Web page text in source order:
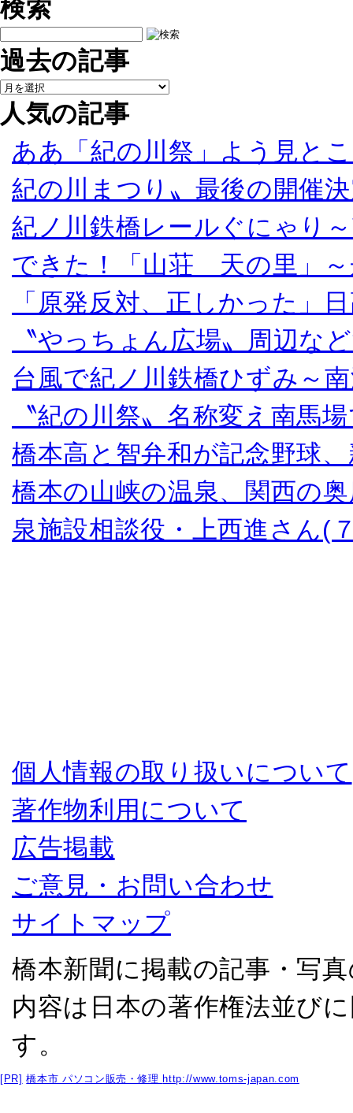
検索
過去の記事
人気の記事
ああ「紀の川祭」よう見と
紀の川まつり〟最後の開催
紀ノ川鉄橋レールぐにゃり
できた！「山荘 天の里」～
「原発反対、正しかった」
〝やっちょん広場〟周辺な
台風で紀ノ川鉄橋ひずみ～
〝紀の川祭〟名称変え南馬
橋本高と智弁和が記念野球
橋本の山峡の温泉、関西の
泉施設相談役・上西進さん(
個人情報の取り扱いについて
著作物利用について
広告掲載
ご意見・お問い合わせ
サイトマップ
橋本新聞に掲載の記事・写
内容は日本の著作権法並び
す。
[PR] 橋本市 パソコン販売・修理 http://www.toms-japan.com